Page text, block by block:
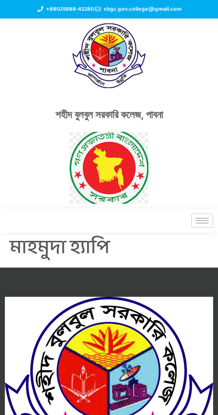
+88025888-42280 sbgc.gov.college@gmail.com
শহীদ বুলবুল সরকারি কলেজ, পাবনা
মাহমুদা হ্যাপি